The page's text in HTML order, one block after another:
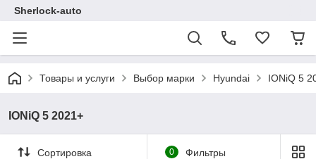
Sherlock-auto
Товары и услуги Выбор марки Hyundai IONiQ 5
IONiQ 5 2021+
Сортировка 0 Фильтры